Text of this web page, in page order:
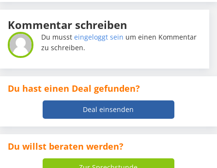
Kommentar schreiben
Du mussteingeloggt sein um einen Kommentar
zu schreiben.
Du hast einen Deal gefunden?
Deal einsenden
Du willst beraten werden?